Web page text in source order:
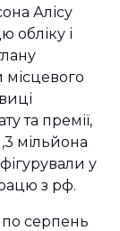
Алісу
і
місцевого
та премії,
мільйона
у
з рф.
серпень